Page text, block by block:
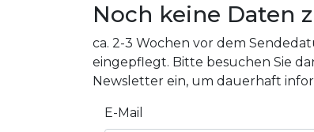
Noch keine Daten
ca. 2-3 Wochen vor dem
eingepflegt. Bitte besuchen Sie
Newsletter ein, um dauerhaft
E-Mail